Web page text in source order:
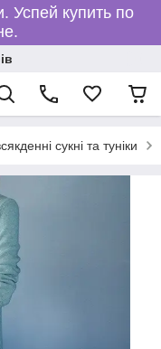
Успей купить по
сукні та туніки